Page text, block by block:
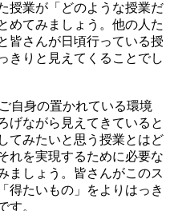
授業が「どのような授業だ
めてみましょう。他の人た
皆さんが日頃行っている授
きりと見えてくることでし
自身の置かれている環境
げながら見えてきていると
てみたいと思う授業とはど
れを実現するために必要な
ましょう。皆さんがこのス
得たいもの」をよりはっき
す。